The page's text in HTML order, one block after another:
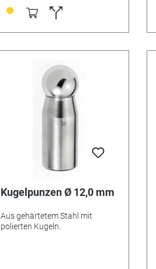
Kugelpunzen Ø 12,0 mm
Aus gehärtetem Stahl mit
polierten Kugeln.